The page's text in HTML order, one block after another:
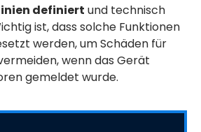
definiert und technisch
ist, dass solche Funktionen
werden, um Schäden für
wenn das Gerät
gemeldet wurde.